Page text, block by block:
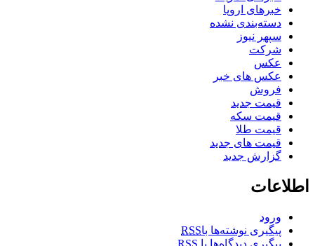
خبرهای اروپا
دسته‌بندی نشده
سپهر نیوز
شرکت
عکس
عکس های خبر
فروش
قیمت جدید
قیمت سکه
قیمت طلا
قیمت های جدید
گزارش جدید
اطلاعات
ورود
پیگیری نوشته‌ها باRSS